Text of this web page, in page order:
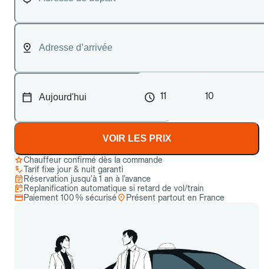
11 10
VOIR LES PRIX
Chauffeur confirmé dès la commande
Tarif fixe jour & nuit garanti
Réservation jusqu’à 1 an à l’avance
Replanification automatique si retard de vol/train
Paiement 100 % sécurisé
Présent partout en France